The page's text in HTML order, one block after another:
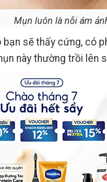
Mụn luôn là nỗi ám
bạn sẽ thấy cứng, có
này thường trồi lên